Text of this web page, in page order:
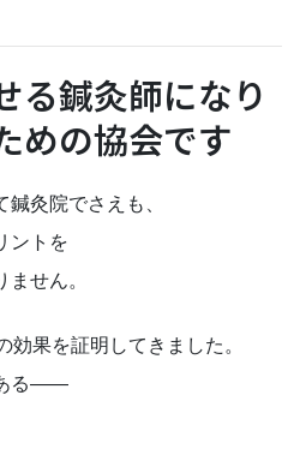
る鍼灸師になり
めの協会です
灸院でさえも、
ントを
せん。
果を証明してきました。
ある――